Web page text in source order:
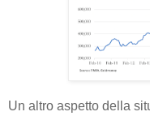
Un altro aspetto della